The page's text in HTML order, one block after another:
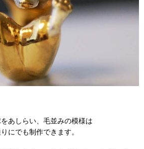
あしらい、毛並みの模様は
にでも制作できます。